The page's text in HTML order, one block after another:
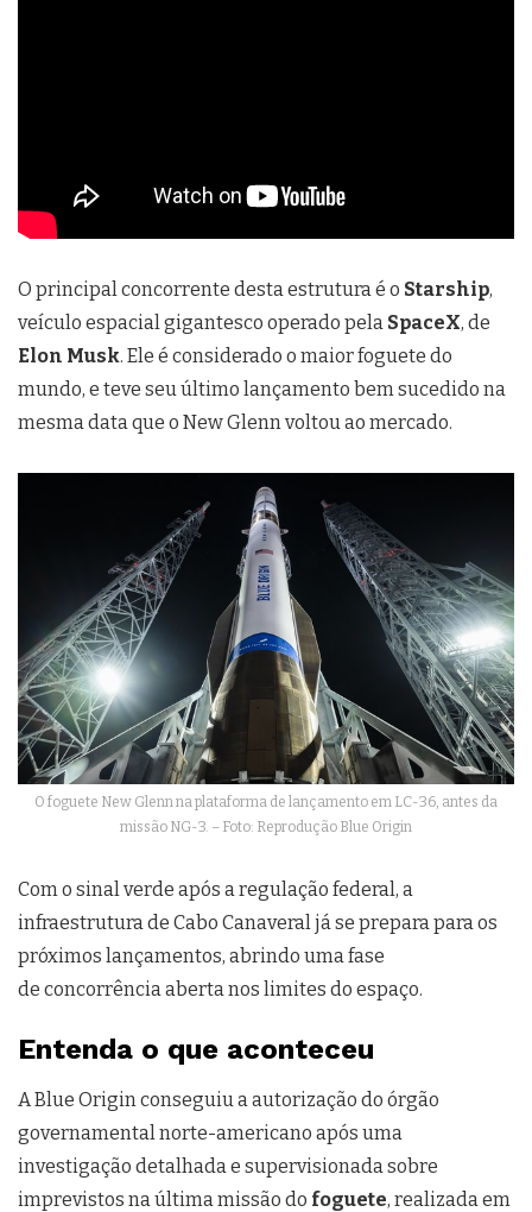
O principal concorrente desta estrutura é o Starship,
veículo espacial gigantesco operado pela SpaceX, de
Elon Musk. Ele é considerado o maior foguete do
mundo, e teve seu último lançamento bem sucedido na
mesma data que o New Glenn voltou ao mercado.
O foguete New Glenn na plataforma de lançamento em LC-36, antes da
missão NG-3. – Foto: Reprodução Blue Origin
Com o sinal verde após a regulação federal, a
infraestrutura de Cabo Canaveral já se prepara para os
próximos lançamentos, abrindo uma fase
de concorrência aberta nos limites do espaço.
Entenda o que aconteceu
A Blue Origin conseguiu a autorização do órgão
governamental norte-americano após uma
investigação detalhada e supervisionada sobre
imprevistos na última missão do foguete, realizada em